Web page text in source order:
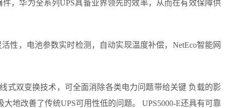
华为全系列UPS具备业界领先的效率，从而在有效保障供
，电池参数实时检测，自动实现温度补偿，NetEco智能网
双变换技术，可全面消除各类电力问题带给关键 负载的影
地改善了传统UPS可用性低的问题。 UPS5000-E还具有可靠